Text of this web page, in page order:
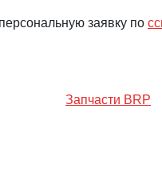
заявку по
Запчасти BRP